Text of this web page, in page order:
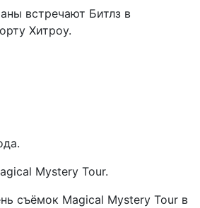
встречают Битлз в
Хитроу.
Mystery Tour.
съёмок Magical Mystery Tour в